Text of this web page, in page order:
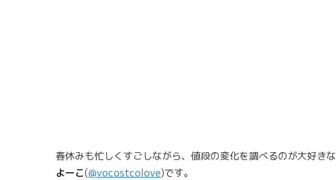
春休みも忙しくすごしながら、値段の変化を調べるのが大好きな
よーこ(@yocostcolove)です。